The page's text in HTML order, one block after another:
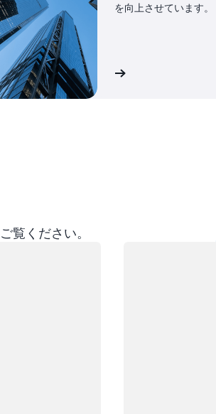
を向上させています。
お客様事例を見る
覧ください。